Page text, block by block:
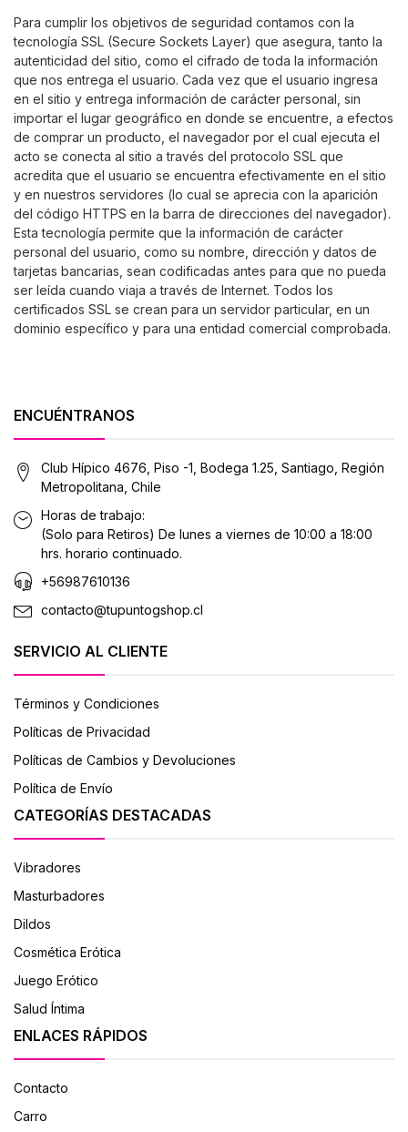
Para cumplir los objetivos de seguridad contamos con la
tecnología SSL (Secure Sockets Layer) que asegura, tanto la
autenticidad del sitio, como el cifrado de toda la información
que nos entrega el usuario. Cada vez que el usuario ingresa
en el sitio y entrega información de carácter personal, sin
importar el lugar geográfico en donde se encuentre, a efectos
de comprar un producto, el navegador por el cual ejecuta el
acto se conecta al sitio a través del protocolo SSL que
acredita que el usuario se encuentra efectivamente en el sitio
y en nuestros servidores (lo cual se aprecia con la aparición
del código HTTPS en la barra de direcciones del navegador).
Esta tecnología permite que la información de carácter
personal del usuario, como su nombre, dirección y datos de
tarjetas bancarias, sean codificadas antes para que no pueda
ser leída cuando viaja a través de Internet. Todos los
certificados SSL se crean para un servidor particular, en un
dominio específico y para una entidad comercial comprobada.
ENCUÉNTRANOS
Club Hípico 4676, Piso -1, Bodega 1.25, Santiago, Región
Metropolitana, Chile
Horas de trabajo:
(Solo para Retiros) De lunes a viernes de 10:00 a 18:00
hrs. horario continuado.
+56987610136
contacto@tupuntogshop.cl
SERVICIO AL CLIENTE
Términos y Condiciones
Políticas de Privacidad
Políticas de Cambios y Devoluciones
Política de Envío
CATEGORÍAS DESTACADAS
Vibradores
Masturbadores
Dildos
Cosmética Erótica
Juego Erótico
Salud Íntima
ENLACES RÁPIDOS
Contacto
Carro